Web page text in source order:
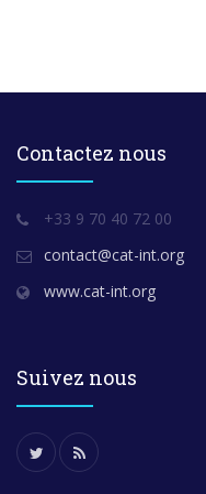
Contactez nous
+33 9 70 40 72 00
contact@cat-int.org
www.cat-int.org
Suivez nous